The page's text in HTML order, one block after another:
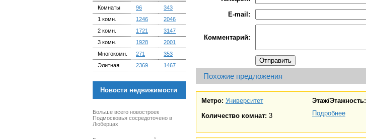
Комнаты
96
343
1 комн.
1246
2046
2 комн.
1721
3147
3 комн.
1928
2001
Многокомн.
271
353
Элитная
2369 1467
Новости недвижимости
Больше всего новостроек
Подмосковья сосредоточено в
Люберцах
E-mail:
Комментарий:
Похожие предложения
Метро: Университет
Количество комнат: 3
Этаж/Этажность:
Подробнее